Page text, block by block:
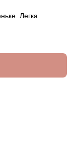
Легка